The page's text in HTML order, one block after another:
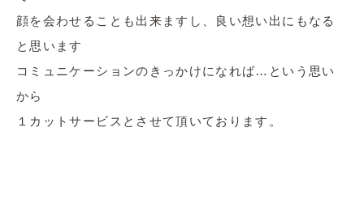
顔を会わせることも出来ますし、良い想い出にもなる
と思います
コミュニケーションのきっかけになれば…という思い
から
１カットサービスとさせて頂いております。